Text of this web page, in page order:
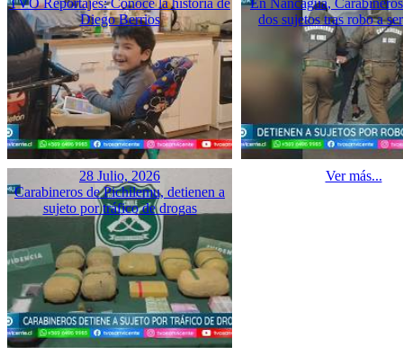
TVO Reportajes: Conoce la historia de
Diego Berrios
En Nancagua,
dos sujetos tras robo a
28 Julio, 2026
Carabineros de Pichilemu, detienen a
sujeto por tráfico de drogas
Ver más...